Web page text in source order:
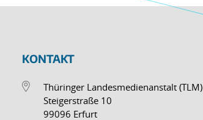
KONTAKT
Thüringer Landesmedienanstalt (TLM)
Steigerstraße 10
99096 Erfurt